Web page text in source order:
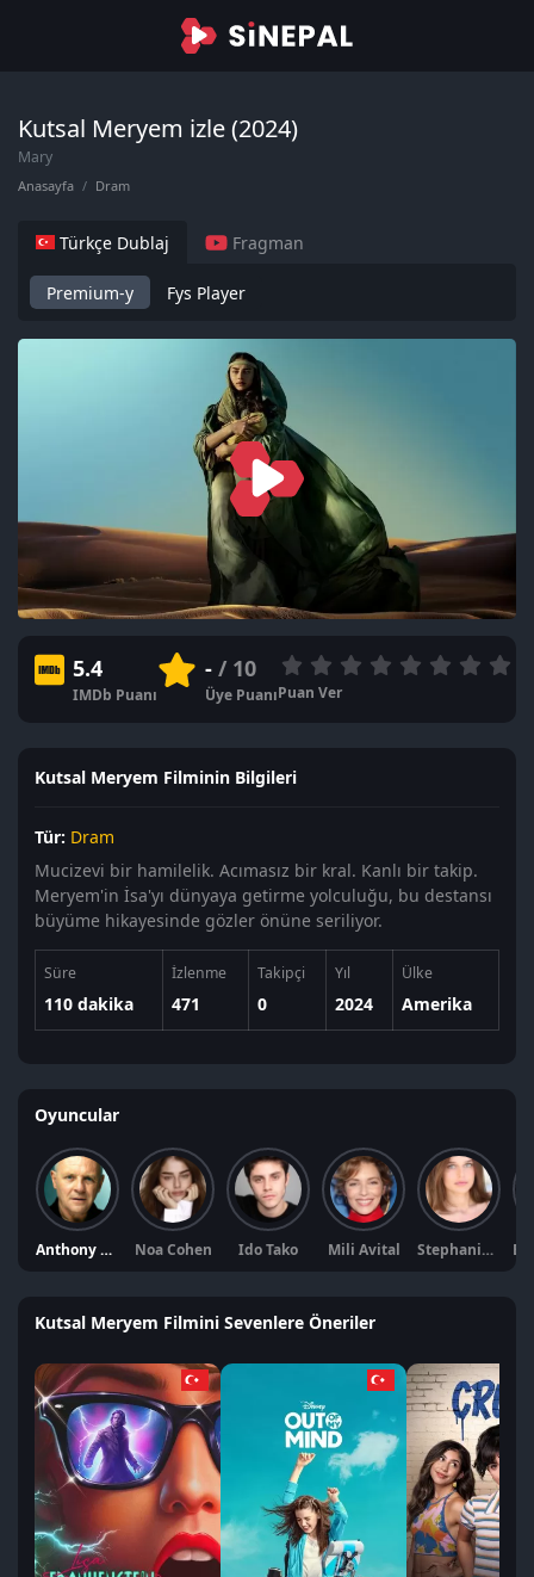
Kutsal Meryem izle (2024)
Mary
Anasayfa Dram
Türkçe Dublaj Fragman
Premium-y Fys Player
5.4
IMDb Puanı
-/ 10
Üye PuanıPuan Ver
Kutsal Meryem Filminin Bilgileri
Tür: Dram
Mucizevi bir hamilelik. Acımasız bir kral. Kanlı bir takip.
Meryem'in İsa'yı dünyaya getirme yolculuğu, bu destansı
büyüme hikayesinde gözler önüne seriliyor.
Süre
110 dakika
İzlenme
471
Takipçi
0
Yıl
2024
Ülke
Amerika
Oyuncular
Anthony Hopkins Noa Cohen Ido Tako Mili Avital Stephanie Nur
Kutsal Meryem Filmini Sevenlere Öneriler